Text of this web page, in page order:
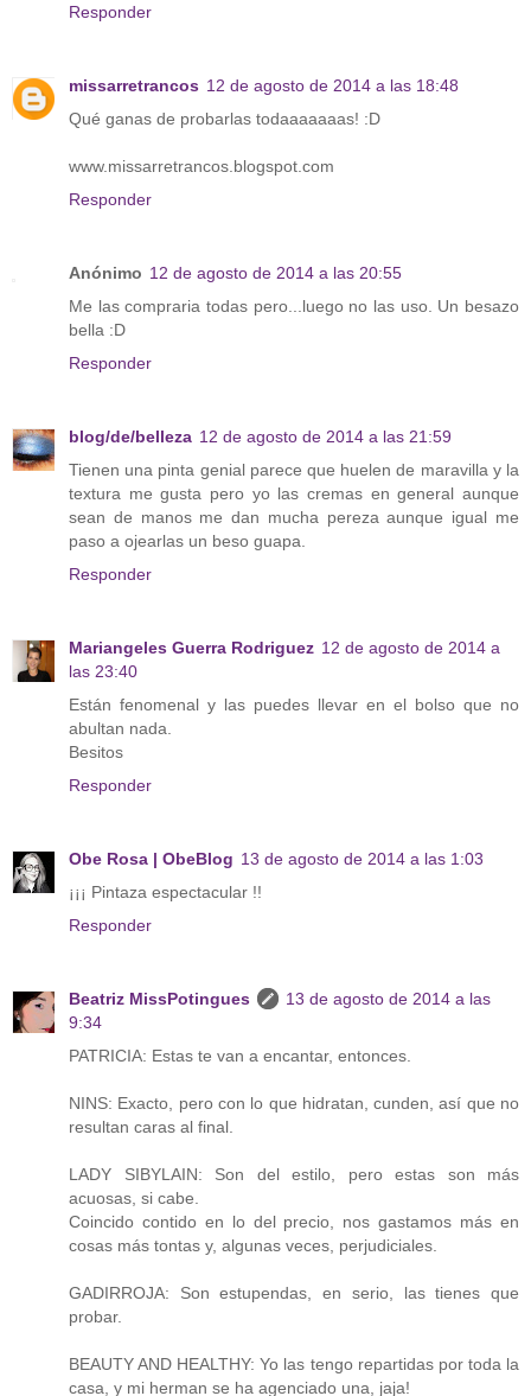
Responder
missarretrancos 12 de agosto de 2014 a las 18:48
Qué ganas de probarlas todaaaaaaas! :D
www.missarretrancos.blogspot.com
Responder
Anónimo 12 de agosto de 2014 a las 20:55
Me las compraria todas pero...luego no las uso. Un besazo
bella :D
Responder
blog/de/belleza 12 de agosto de 2014 a las 21:59
Tienen una pinta genial parece que huelen de maravilla y la
textura me gusta pero yo las cremas en general aunque
sean de manos me dan mucha pereza aunque igual me
paso a ojearlas un beso guapa.
Responder
Mariangeles Guerra Rodriguez 12 de agosto de 2014 a
las 23:40
Están fenomenal y las puedes llevar en el bolso que no
abultan nada.
Besitos
Responder
Obe Rosa | ObeBlog 13 de agosto de 2014 a las 1:03
¡¡¡ Pintaza espectacular !!
Responder
Beatriz MissPotingues
13 de agosto de 2014 a las
9:34
PATRICIA: Estas te van a encantar, entonces.
NINS: Exacto, pero con lo que hidratan, cunden, así que no
resultan caras al final.
LADY SIBYLAIN: Son del estilo, pero estas son más
acuosas, si cabe.
Coincido contido en lo del precio, nos gastamos más en
cosas más tontas y, algunas veces, perjudiciales.
GADIRROJA: Son estupendas, en serio, las tienes que
probar.
BEAUTY AND HEALTHY: Yo las tengo repartidas por toda la
casa, y mi herman se ha agenciado una, jaja!